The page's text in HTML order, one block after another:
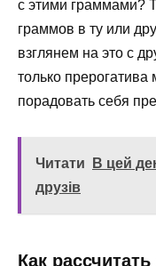
с этими граммами?
граммов в ту или
взглянем на это с
только
порадовать себя
Читати
В цей
друзів
Как